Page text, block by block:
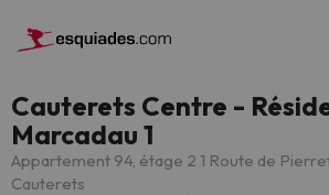
Cauterets Centre -
Marcadau 1
Appartement 94, étage 2 1 Route de
Cauterets